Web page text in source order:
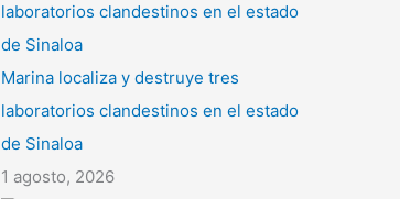
Marina localiza y destruye tres
laboratorios clandestinos en el estado
de Sinaloa
1 agosto, 2026